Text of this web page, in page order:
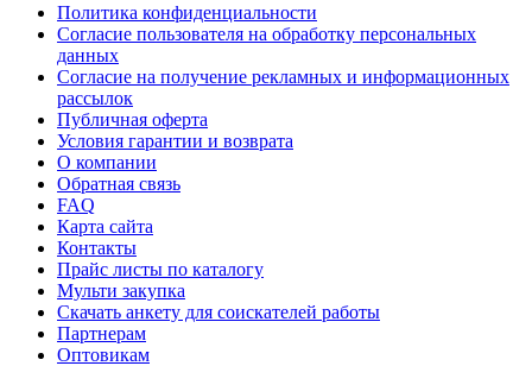
Политика конфиденциальности
Согласие пользователя на обработку персональных
данных
Согласие на получение рекламных и информационных
рассылок
Публичная оферта
Условия гарантии и возврата
О компании
Обратная связь
FAQ
Карта сайта
Контакты
Прайс листы по каталогу
Мульти закупка
Скачать анкету для соискателей работы
Партнерам
Оптовикам